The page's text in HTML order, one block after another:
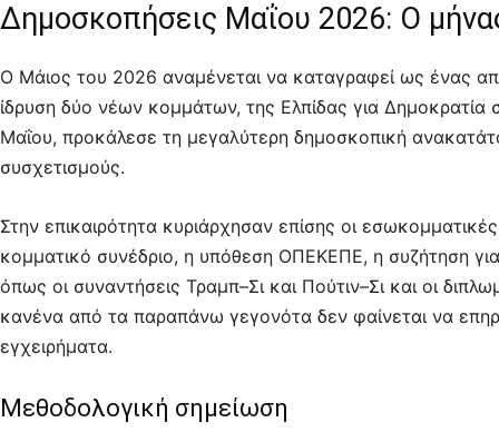
Δημοσκοπήσεις Μαΐου 2026: Ο
Ο Μάιος του 2026 αναμένεται να καταγραφεί ως ένας
ίδρυση δύο νέων κομμάτων, της Ελπίδας για Δημοκρατία
Μαΐου, προκάλεσε τη μεγαλύτερη δημοσκοπική
συσχετισμούς.
Στην επικαιρότητα κυριάρχησαν επίσης οι
κομματικό συνέδριο, η υπόθεση ΟΠΕΚΕΠΕ, η συζήτηση
όπως οι συναντήσεις Τραμπ–Σι και Πούτιν–Σι και οι
κανένα από τα παραπάνω γεγονότα δεν φαίνεται να
εγχειρήματα.
Μεθοδολογική σημείωση